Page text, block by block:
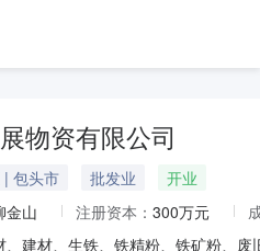
物资有限公司
| 包头市 批发业
开业
金山 注册资本： 300万元
、建材、生铁、铁精粉、铁矿粉、